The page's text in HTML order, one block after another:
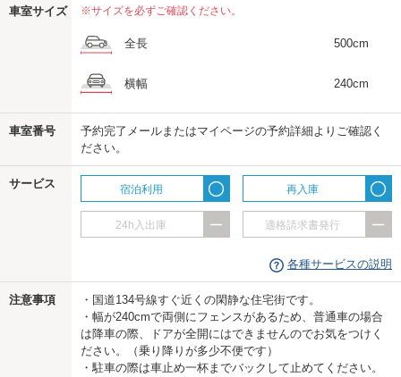
us
車室サイズ ※サイズを必ずご確認ください。
全長 500cm
横幅 240cm
車室番号
予約完了メールまたはマイページの予約詳細よりご確認く
ださい。
サービス 宿泊利用 再入庫
24h入出庫 適格請求書発行
各種サービスの説明
注意事項
・国道134号線すぐ近くの閑静な住宅街です。
・幅が240cmで両側にフェンスがあるため、普通車の場合
は降車の際、ドアが全開にはできませんのでお気をつけく
ださい。（乗り降りが多少不便です）
・駐車の際は車止め一杯までバックして止めてください。